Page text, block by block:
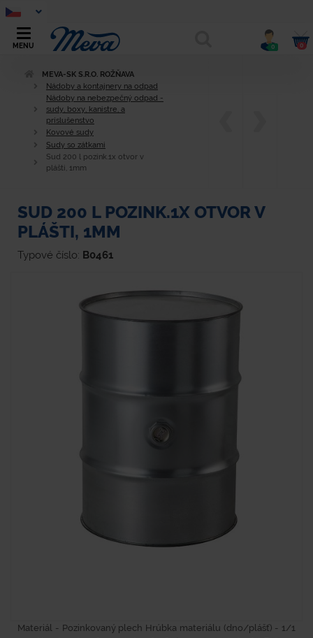
MENU 0 0
MEVA-SK S.R.O. ROŽŇAVA
Nádoby a kontajnery na odpad
Nádoby na nebezpečný odpad -
sudy, boxy, kanistre, a
príslušenstvo
Kovové sudy
Sudy so zátkami
Sud 200 l pozink.1x otvor v
plášti, 1mm
SUD 200 L POZINK.1X OTVOR V
PLÁŠTI, 1MM
Typové číslo: B0461
Materiál - Pozinkovaný plech Hrúbka materiálu (dno/plášť) - 1/1